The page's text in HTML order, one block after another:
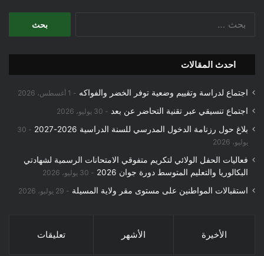
احدث المقالات
اجتماع لدراسة وتقييم وضعية توفر الخضر والفواكه 1 أغسطس، 2026
اجتماع تنسيقي عبر تقنية التحاضر عن بعد 30 يوليو، 2026
بلاغ حول رزنامة الدخول المدرسي للسنة الدراسية 2026-2027
30
يوليو، 2026
فعاليات الحفل الولائي لتكريم متفوقي الامتحانات الرسمية لشهادتي
البكالوريا والتعليم المتوسط دورة جوان 2026
30 يوليو، 2026
استقبالات المواطنين على مستوى مقر ولاية المسيلة 29 يوليو، 2026
الأخيرة الأشهر تعليقات